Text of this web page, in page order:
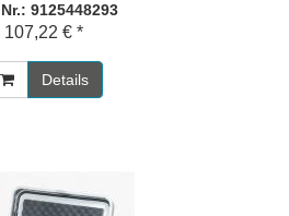
9125448293
107,22 € *
Details